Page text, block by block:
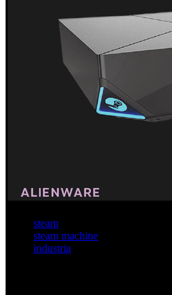
steam
steam machine
industria